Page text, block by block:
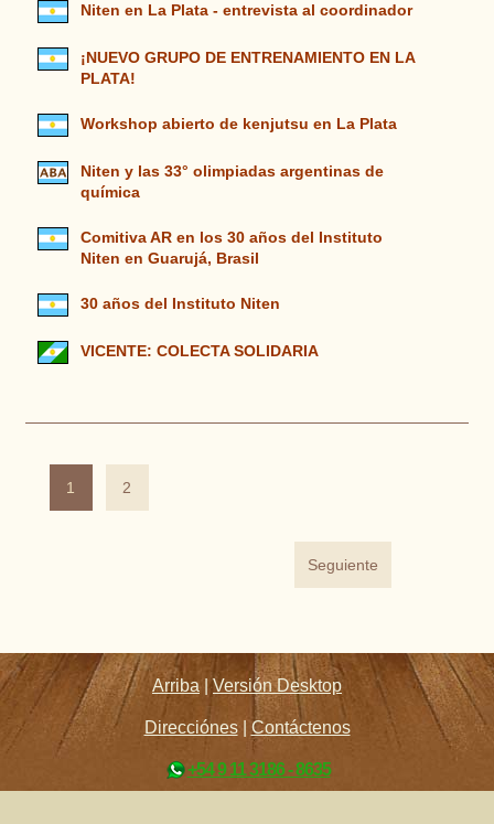
Niten en La Plata - entrevista al coordinador
¡NUEVO GRUPO DE ENTRENAMIENTO EN LA
PLATA!
Workshop abierto de kenjutsu en La Plata
Niten y las 33° olimpiadas argentinas de
química
Comitiva AR en los 30 años del Instituto
Niten en Guarujá, Brasil
30 años del Instituto Niten
VICENTE: COLECTA SOLIDARIA
1 2
Seguiente
Arriba |Versión Desktop
Direcciónes| Contáctenos
+54 9 11 3186 - 8635